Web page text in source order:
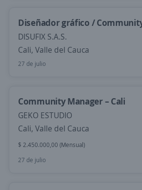
Diseñador gráfico /
DISUFIX S.A.S.
Cali, Valle del Cauca
27 de julio
Community Manager – Cali
GEKO ESTUDIO
Cali, Valle del Cauca
$ 2.450.000,00 (Mensual)
27 de julio